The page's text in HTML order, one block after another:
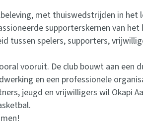
met thuiswedstrijden in het
supporterskernen van
tussen spelers, supporters,
vooruit. De club bouwt aan een
en een professionele
jeugd en vrijwilligers wil Okapi